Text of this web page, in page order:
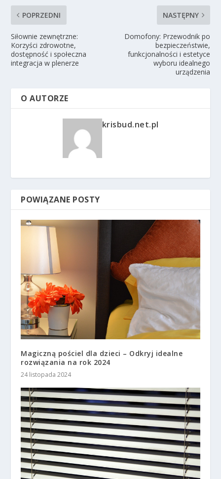
POPRZEDNI
Siłownie zewnętrzne:
Korzyści zdrowotne,
dostępność i społeczna
integracja w plenerze
NASTĘPNY
Domofony: Przewodnik po
bezpieczeństwie,
funkcjonalności i estetyce
wyboru idealnego
urządzenia
O AUTORZE
krisbud.net.pl
POWIĄZANE POSTY
Magiczną pościel dla dzieci – Odkryj idealne
rozwiązania na rok 2024
24 listopada 2024